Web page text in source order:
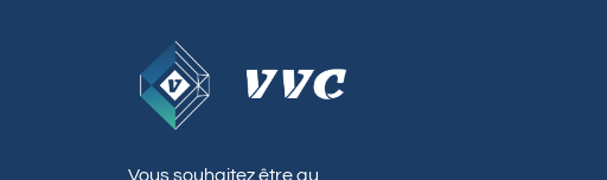
Vous souhaitez être au